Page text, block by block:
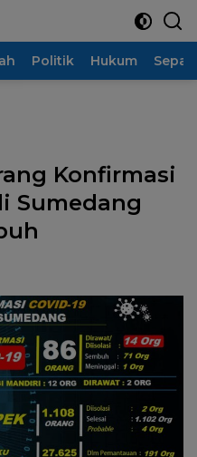
Politik Hukum
Konfirmasi
Sumedang